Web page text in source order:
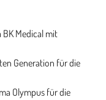
Medical mit
Generation für die
Olympus für die